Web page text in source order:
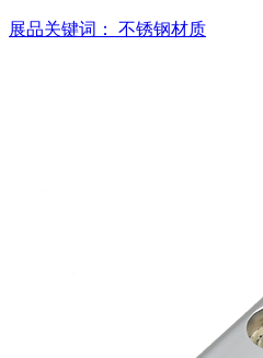
展品关键词： 不锈钢材质